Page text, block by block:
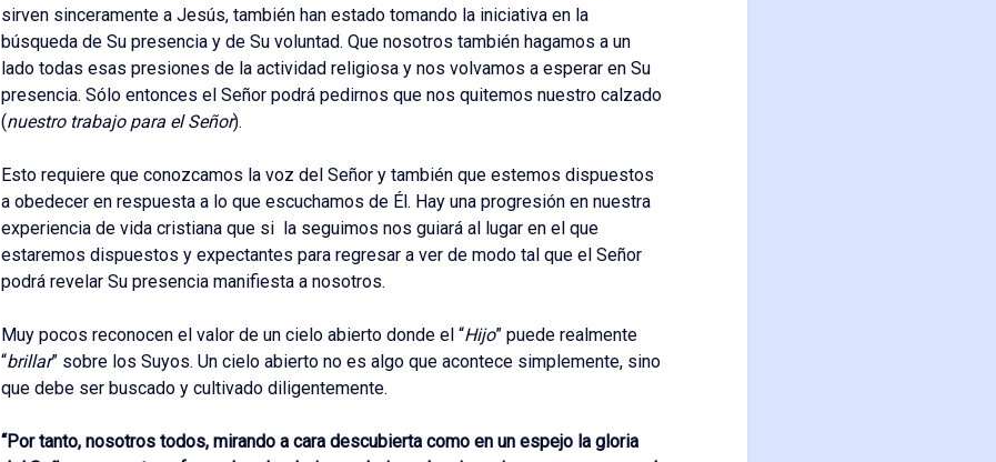
sirven sinceramente a Jesús, también han estado tomando la iniciativa en la
búsqueda de Su presencia y de Su voluntad. Que nosotros también hagamos a un
lado todas esas presiones de la actividad religiosa y nos volvamos a esperar en Su
presencia. Sólo entonces el Señor podrá pedirnos que nos quitemos nuestro calzado
(nuestro trabajo para el Señor).
Esto requiere que conozcamos la voz del Señor y también que estemos dispuestos
a obedecer en respuesta a lo que escuchamos de Él. Hay una progresión en nuestra
experiencia de vida cristiana que si la seguimos nos guiará al lugar en el que
estaremos dispuestos y expectantes para regresar a ver de modo tal que el Señor
podrá revelar Su presencia manifiesta a nosotros.
Muy pocos reconocen el valor de un cielo abierto donde el “Hijo” puede realmente
“brillar” sobre los Suyos. Un cielo abierto no es algo que acontece simplemente, sino
que debe ser buscado y cultivado diligentemente.
“Por tanto, nosotros todos, mirando a cara descubierta como en un espejo la gloria